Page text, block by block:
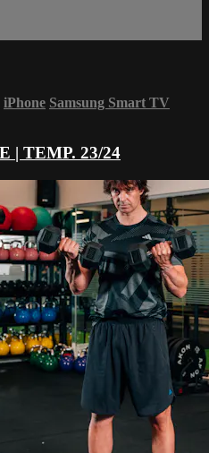
iPhone Samsung Smart TV
| TEMP. 23/24